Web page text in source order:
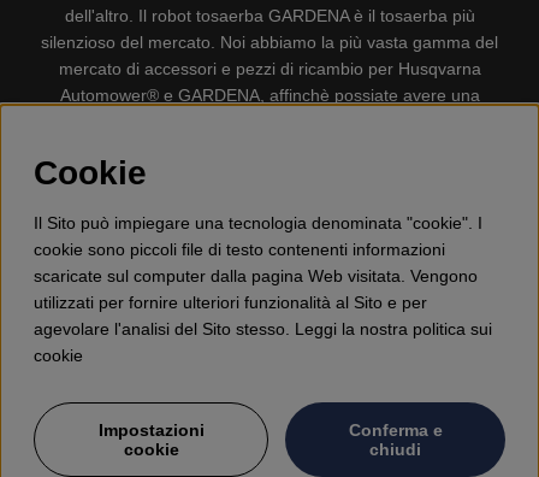
dell'altro. Il robot tosaerba GARDENA è il tosaerba più
silenzioso del mercato. Noi abbiamo la più vasta gamma del
mercato di accessori e pezzi di ricambio per Husqvarna
Automower® e GARDENA, affinchè possiate avere una
Accessori per la protezione personale, Decespugliatori,
Aspirapolvere, Mototroncatrici, Attrezzature Forestali,
Lubrificanti, Carburanti, Giocattolo per bambini ETC.
Cookie
Il Sito può impiegare una tecnologia denominata "cookie". I
cookie sono piccoli file di testo contenenti informazioni
scaricate sul computer dalla pagina Web visitata. Vengono
utilizzati per fornire ulteriori funzionalità al Sito e per
agevolare l'analisi del Sito stesso. Leggi la nostra politica sui
cookie
Impostazioni
cookie
Conferma e
chiudi